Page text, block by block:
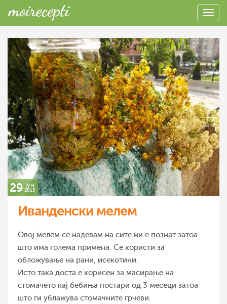
29 јун
2013
Иванденски мелем
Овој мелем се надевам на сите ни е познат затоа
што има голема примена. Се користи за
обложување на рани, исекотини.
Исто така доста е корисен за масирање на
стомачето кај бебиња постари од 3 месеци затоа
што ги ублажува стомачните грчеви.